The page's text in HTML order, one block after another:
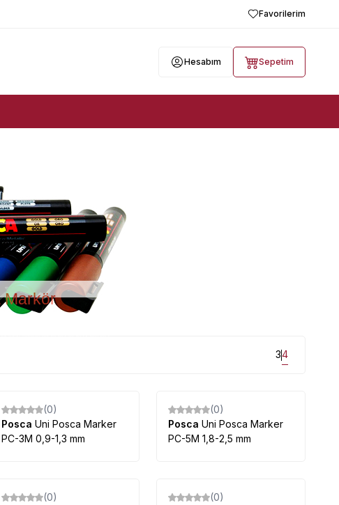
Favorilerim
Hesabım Sepetim
Markör
34
%9
(0)
Posca Uni Posca Marker
PC-3M 0,9-1,3 mm
%9
(0)
Posca Uni Posca Marker
PC-5M 1,8-2,5 mm
%9
(0)
%6
(0)